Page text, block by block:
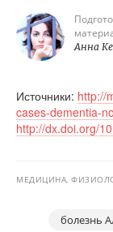
Анна
Источники: http://
cases-dementia-
http://dx.doi.org/
МЕДИЦИНА,
болезнь